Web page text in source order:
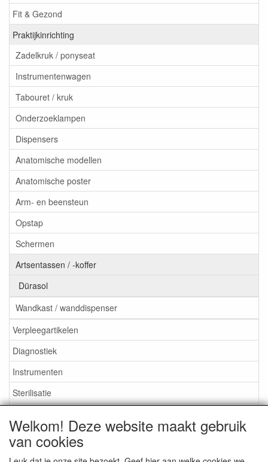
Fit & Gezond
Praktijkinrichting
Zadelkruk / ponyseat
Instrumentenwagen
Tabouret / kruk
Onderzoeklampen
Dispensers
Anatomische modellen
Anatomische poster
Arm- en beensteun
Opstap
Schermen
Artsentassen / -koffer
Dürasol
Wandkast / wanddispenser
Verpleegartikelen
Diagnostiek
Instrumenten
Sterilisatie
Aktieartikelen
Welkom! Deze website maakt gebruik
van cookies